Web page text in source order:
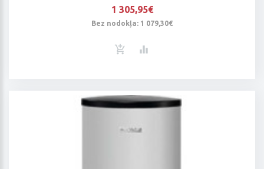
1 305,95€
Bez nodokļa: 1 079,30€